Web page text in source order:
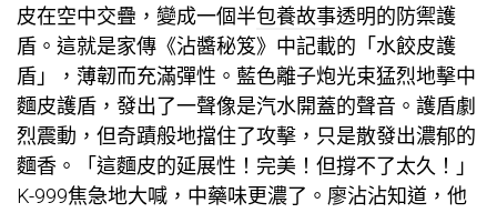
皮在空中交疊，變成一個半包養故事透明的防禦護
盾。這就是家傳《沾醬秘笈》中記載的「水餃皮護
盾」，薄韌而充滿彈性。藍色離子炮光束猛烈地擊中
麵皮護盾，發出了一聲像是汽水開蓋的聲音。護盾劇
烈震動，但奇蹟般地擋住了攻擊，只是散發出濃郁的
麵香。「這麵皮的延展性！完美！但撐不了太久！」
K-999焦急地大喊，中藥味更濃了。廖沾沾知道，他